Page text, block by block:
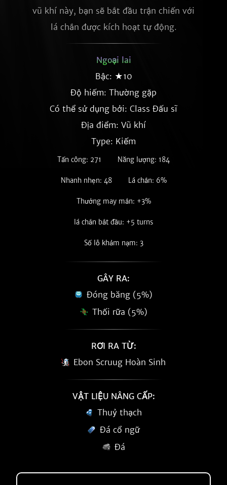
vũ khí này, bạn sẽ bắt đầu trận chiến với
lá chắn được kích hoạt tự động.
Ngoại lai
Bậc: ★10
Độ hiếm: Thường gặp
Có thể sử dụng bởi: Class Đấu sĩ
Địa điểm: Vũ khí
Type: Kiếm
Tấn công: 271 Năng lượng: 184
Nhanh nhẹn: 48 Lá chắn: 6%
Thưởng may mắn: +3%
lá chắn bắt đầu: +5 turns
Số lỗ khảm nạm: 3
GÂY RA:
Đóng băng (5%)
Thối rữa (5%)
RƠI RA TỪ:
Ebon Scruug Hoàn Sinh
VẬT LIỆU NÂNG CẤP:
Thuỷ thạch
Đá cổ ngữ
Đá